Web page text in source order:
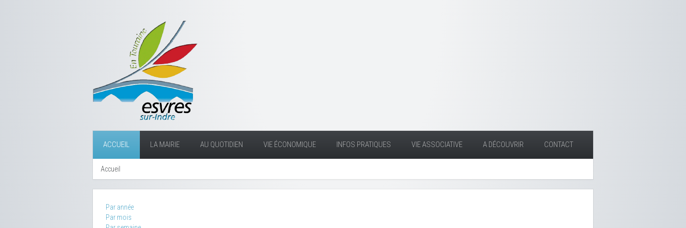
ACCUEIL LA MAIRIE AU QUOTIDIEN VIE ÉCONOMIQUE INFOS PRATIQUES VIE ASSOCIATIVE A DÉCOUVRIR CONTACT
Accueil
Par année
Par mois